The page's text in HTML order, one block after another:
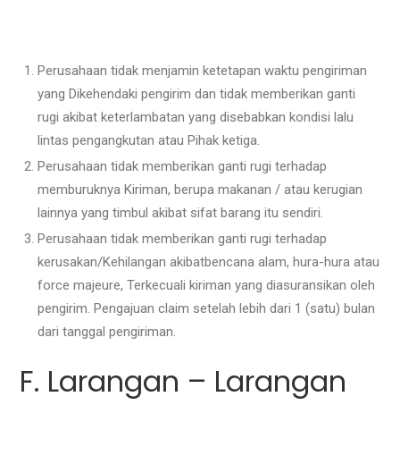
Perusahaan tidak menjamin ketetapan waktu pengiriman
yang Dikehendaki pengirim dan tidak memberikan ganti
rugi akibat keterlambatan yang disebabkan kondisi lalu
lintas pengangkutan atau Pihak ketiga.
Perusahaan tidak memberikan ganti rugi terhadap
memburuknya Kiriman, berupa makanan / atau kerugian
lainnya yang timbul akibat sifat barang itu sendiri.
Perusahaan tidak memberikan ganti rugi terhadap
kerusakan/Kehilangan akibatbencana alam, hura-hura atau
force majeure, Terkecuali kiriman yang diasuransikan oleh
pengirim. Pengajuan claim setelah lebih dari 1 (satu) bulan
dari tanggal pengiriman.
F. Larangan – Larangan